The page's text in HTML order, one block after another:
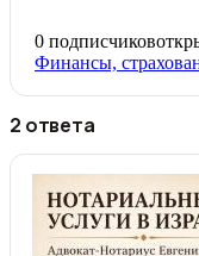
0 подписчиков
Финансы,
2 ответа